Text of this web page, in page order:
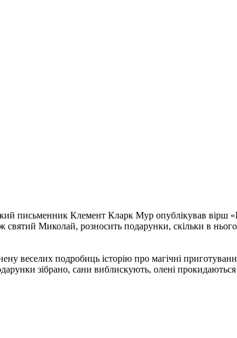
письменник Клемент Кларк Мур опублікував вірш
Миколай, розносить подарунки, скільки в нього
веселих подробиць історію про магічні
зібрано, сани виблискують, олені